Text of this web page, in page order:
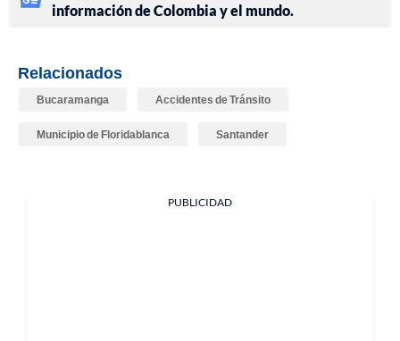
información de Colombia y el mundo.
Relacionados
Bucaramanga Accidentes de Tránsito
Municipio de Floridablanca Santander
PUBLICIDAD